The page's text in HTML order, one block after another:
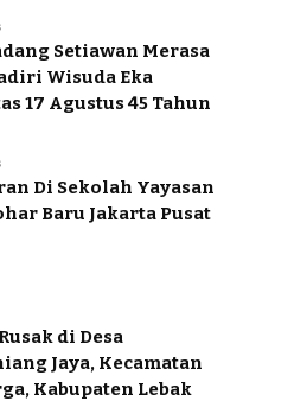
Setiawan Merasa
Wisuda Eka
17 Agustus 45 Tahun
Di Sekolah Yayasan
Baru Jakarta Pusat
di Desa
Jaya, Kecamatan
Kabupaten Lebak